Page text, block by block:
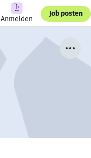
Anmelden
Job posten